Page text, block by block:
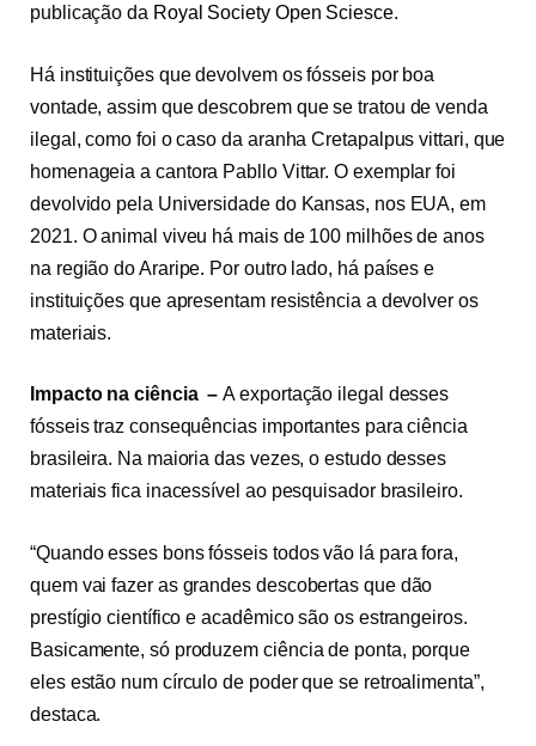
publicação da Royal Society Open Sciesce.
Há instituições que devolvem os fósseis por boa
vontade, assim que descobrem que se tratou de venda
ilegal, como foi o caso da aranha Cretapalpus vittari, que
homenageia a cantora Pabllo Vittar. O exemplar foi
devolvido pela Universidade do Kansas, nos EUA, em
2021. O animal viveu há mais de 100 milhões de anos
na região do Araripe. Por outro lado, há países e
instituições que apresentam resistência a devolver os
materiais.
Impacto na ciência –A exportação ilegal desses
fósseis traz consequências importantes para ciência
brasileira. Na maioria das vezes, o estudo desses
materiais fica inacessível ao pesquisador brasileiro.
“Quando esses bons fósseis todos vão lá para fora,
quem vai fazer as grandes descobertas que dão
prestígio científico e acadêmico são os estrangeiros.
Basicamente, só produzem ciência de ponta, porque
eles estão num círculo de poder que se retroalimenta”,
destaca.